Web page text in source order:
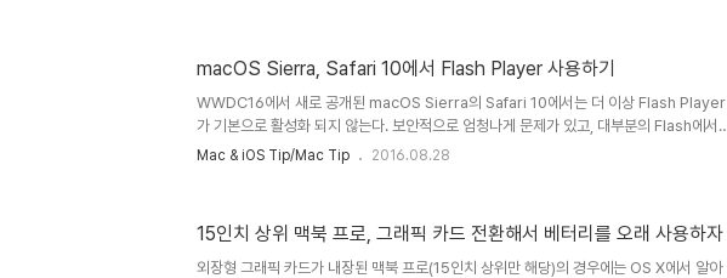
플리케이션, xCode 또는 Apple Configurator 2, iTransmission 4 deb 파일 크롬
으로 받아야 잘 받아진..
macOS Sierra, Safari 10에서 Flash Player 사용하기
WWDC16에서 새로 공개된 macOS Sierra의 Safari 10에서는 더 이상 Flash Player
가 기본으로 활성화 되지 않는다. 보안적으로 엄청나게 문제가 있고, 대부분의 Flash에서
사용되는 기능들은 html5로 다 커버가 되는 듯해서 그런가 보다. 스티브 잡스가 Flash 죽
Flash Player 10 이상을 설치 해야 한다고 나오거나 out of date 등의 메세지가 나오면
서 새로운 버전을 설치 하기를 권장했다...
Mac & iOS Tip/Mac Tip 2016.08.28
15인치 상위 맥북 프로, 그래픽 카드 전환해서 베터리를 오래 사용하자
외장형 그래픽 카드가 내장된 맥북 프로(15인치 상위만 해당)의 경우에는 OS X에서 알아